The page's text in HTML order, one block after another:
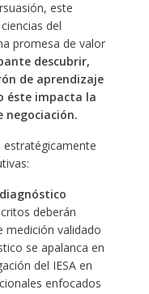
este
del
promesa de valor
descubrir,
de aprendizaje
éste impacta la
negociación.
estratégicamente
deberán
medición validado
se apalanca en
del IESA en
enfocados